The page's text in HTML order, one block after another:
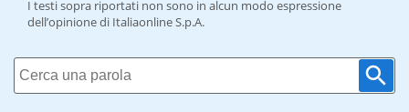
I testi sopra riportati non sono in alcun modo espressione
dell’opinione di Italiaonline S.p.A.